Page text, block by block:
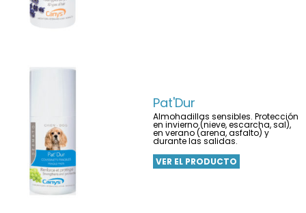
Pat'Dur
Almohadillas sensibles. Protección
en invierno (nieve, escarcha, sal),
en verano (arena, asfalto) y
durante las salidas.
VER EL PRODUCTO